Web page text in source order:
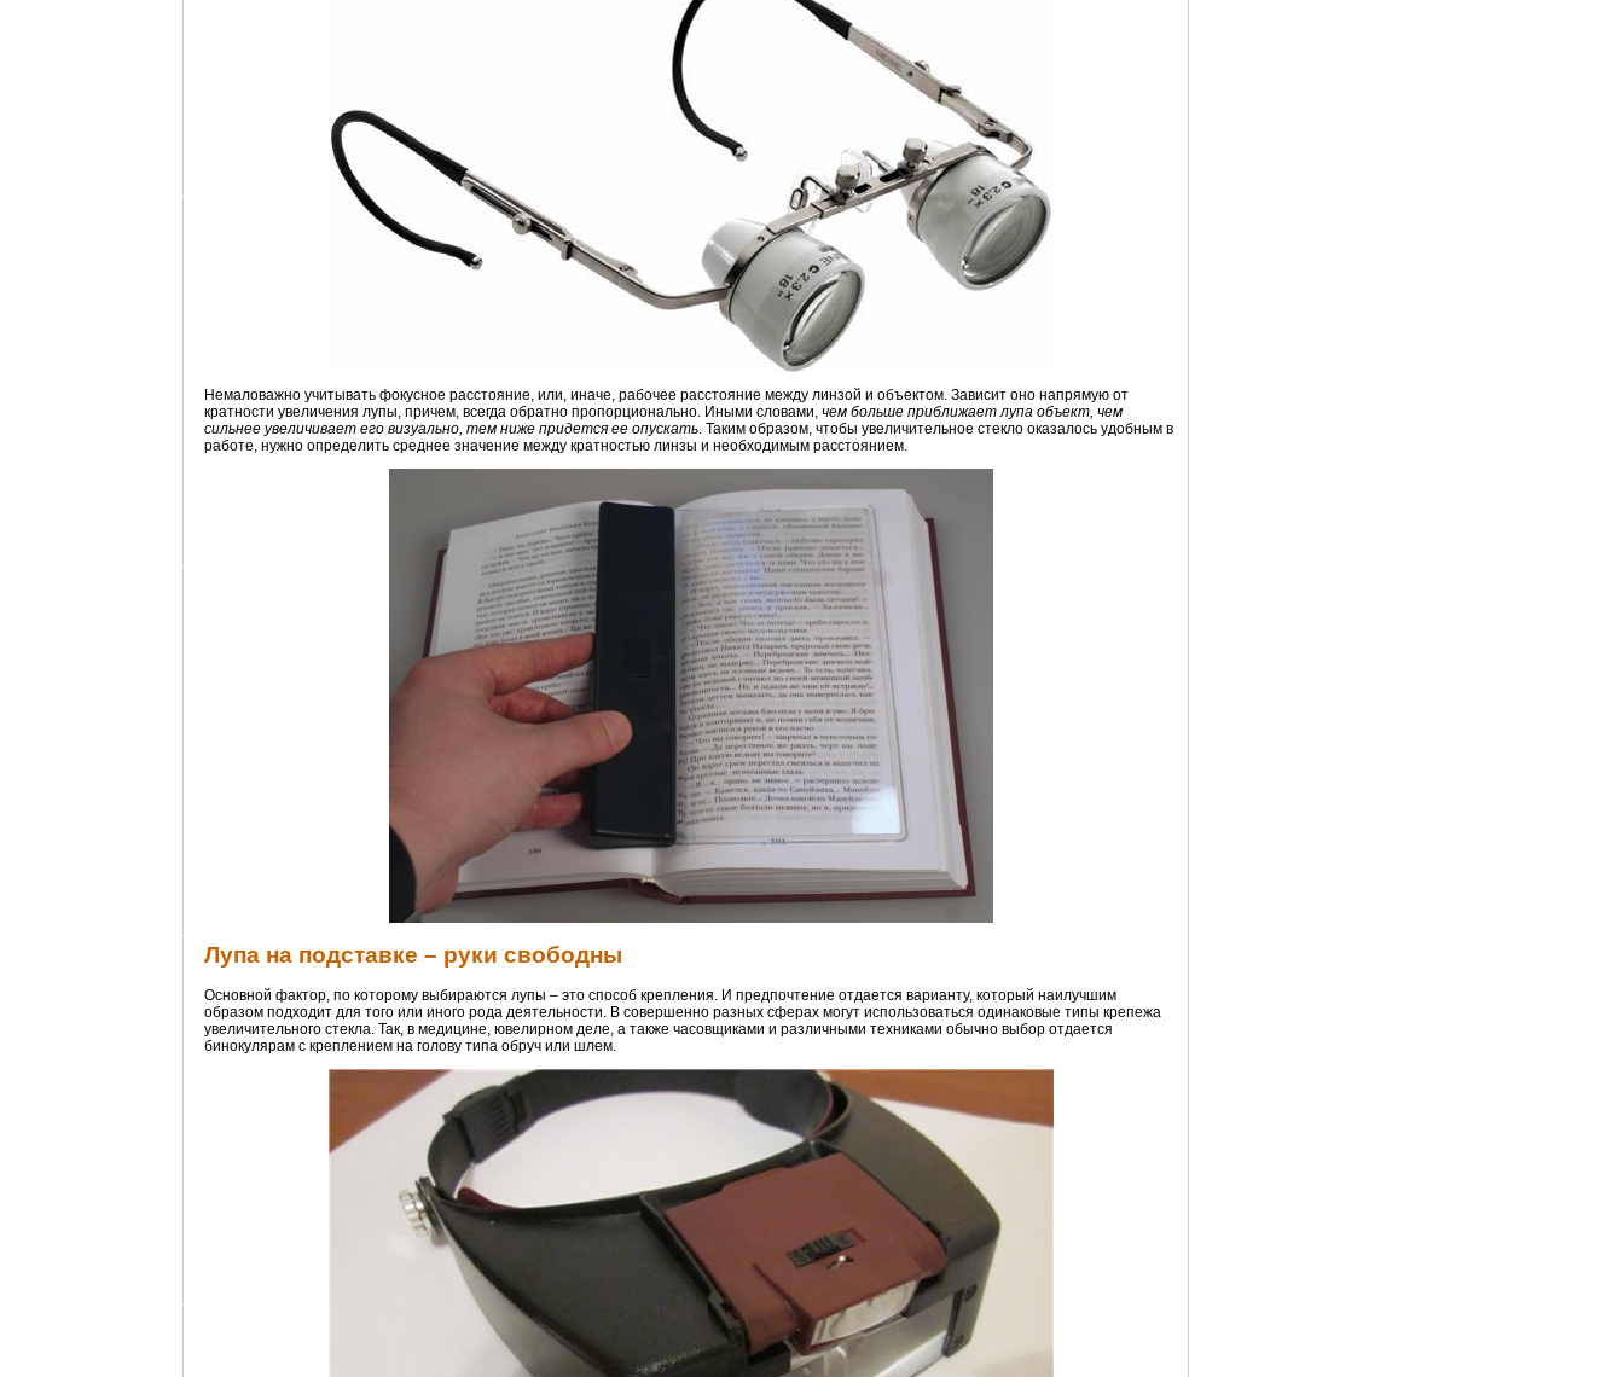
Немаловажно учитывать фокусное расстояние, или, иначе, рабочее расстояние между линзой и объектом. Зависит оно напрямую от
кратности увеличения лупы, причем, всегда обратно пропорционально. Иными словами, чем больше приближает лупа объект, чем
сильнее увеличивает его визуально, тем ниже придется ее опускать. Таким образом, чтобы увеличительное стекло оказалось удобным в
работе, нужно определить среднее значение между кратностью линзы и необходимым расстоянием.
Лупа на подставке – руки свободны
Основной фактор, по которому выбираются лупы – это способ крепления. И предпочтение отдается варианту, который наилучшим
образом подходит для того или иного рода деятельности. В совершенно разных сферах могут использоваться одинаковые типы крепежа
увеличительного стекла. Так, в медицине, ювелирном деле, а также часовщиками и различными техниками обычно выбор отдается
бинокулярам с креплением на голову типа обруч или шлем.